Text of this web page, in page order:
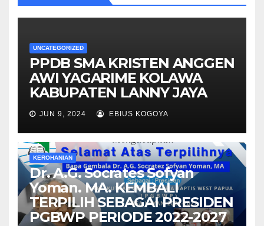
UNCATEGORIZED
PPDB SMA KRISTEN ANGGEN
AWI YAGARIME KOLAWA
KABUPATEN LANNY JAYA
JUN 9, 2024 EBIUS KOGOYA
KEROHANIAN
Dr. A.G. Socrates Sofyan
Yoman. MA. KEMBALI
TERPILIH SEBAGAI PRESIDEN
PGBWP PERIODE 2022-2027